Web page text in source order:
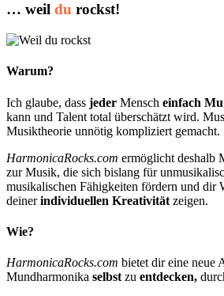
… weil du rockst!
Warum?
Ich glaube, dass jeder Mensch einfach
kann und Talent total überschätzt wird.
Musiktheorie unnötig kompliziert gemacht.
HarmonicaRocks.com ermöglicht deshalb
zur Musik, die sich bislang für
musikalischen Fähigkeiten fördern und dir
deinerindividuellen Kreativität zeigen.
Wie?
HarmonicaRocks.com bietet dir eine neue
Mundharmonika selbst zu entdecken,